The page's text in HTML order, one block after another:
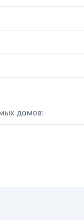
домов: